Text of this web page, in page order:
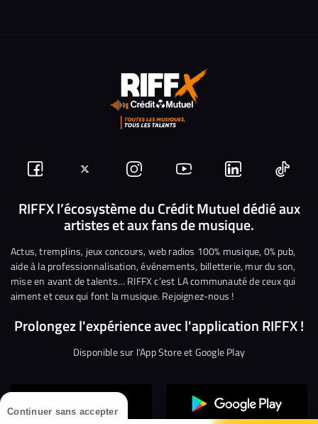
Continuer sans accepter
Suivez-
nous
Facebook
Suivez-
nous
sur
Twitter
Nous
rejoindre
sur
Instagram
Nous
rejoindre
sur
YouTube
Nous
rejoindre
sur
Linkedin
Nous
RIFFX l’écosystème du Crédit Mutuel dédié aux
artistes et aux fans de musique.
Actus, tremplins, jeux concours, web radios 100% musique, 0% pub,
aide à la professionnalisation, événements, billetterie, mur du son,
mise en avant de talents… RIFFX c’est LA communauté de ceux qui
aiment et ceux qui font la musique. Rejoignez-nous !
Prolongez l'expérience avec l'application RIFFX !
Disponible sur l'App Store et Google Play